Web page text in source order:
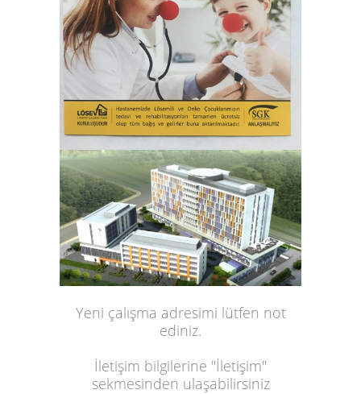
Yeni çalışma adresimi lütfen not
ediniz.
İletişim bilgilerine "İletişim"
sekmesinden ulaşabilirsiniz